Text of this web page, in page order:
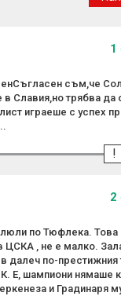
1
съм,че
в Славия,но трябва да
играеше с успех
!
2
по Тюфлека. Това
ЦСКА , не е малко.
в далеч по-престижния
Е, шампиони нямаше
и Градинаря